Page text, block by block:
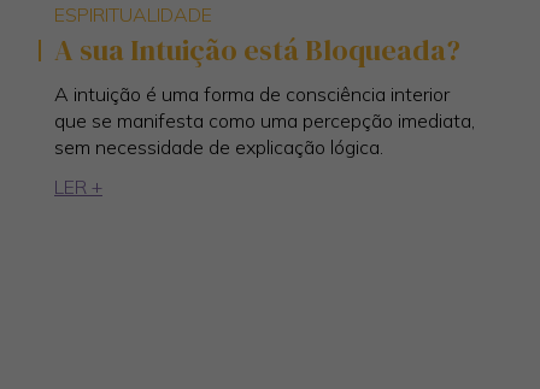
ESPIRITUALIDADE
A sua Intuição está Bloqueada?
A intuição é uma forma de consciência interior
que se manifesta como uma percepção imediata,
sem necessidade de explicação lógica.
LER +